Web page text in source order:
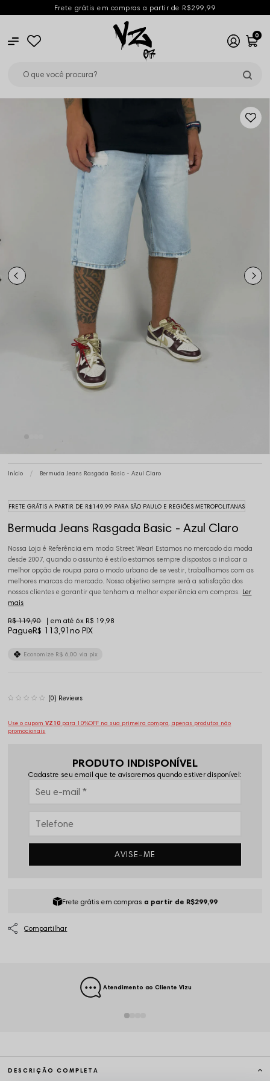
Frete grátis em compras a partir de R$299,99
0
Início Bermuda Jeans Rasgada Basic - Azul Claro
FRETE GRÁTIS A PARTIR DE R$149,99 PARA SÃO PAULO E REGIÕES METROPOLITANAS
Bermuda Jeans Rasgada Basic - Azul Claro
Nossa Loja é Referência em moda Street Wear! Estamos no mercado da moda
desde 2007, quando o assunto é estilo estamos sempre dispostos a indicar a
melhor opção de roupa para o modo urbano de se vestir, trabalhamos com as
melhores marcas do mercado. Nosso objetivo sempre será a satisfação dos
nossos clientes e garantir que tenham a melhor experiência em compras. Ler
mais
PagueR$ 113,91no PIX
R$ 119,90 6x R$ 19,98
Economize R$ 6,00 via pix
(0)
Use o cupomVZ10 para 10%OFF na sua primeira compra, apenas produtos não
promocionais
PRODUTO INDISPONÍVEL
Cadastre seu email que te avisaremos quando estiver disponível:
AVISE-ME
Frete grátis em compras a partir de R$299,99
Atendimento ao Cliente Vizu
DESCRIÇÃO COMPLETA